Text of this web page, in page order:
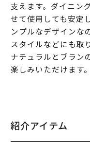
支えます。ダイニン
せて使用しても安定
ンプルなデザインな
スタイルなどにも取
ナチュラルとブラン
楽しみいただけます。
紹介アイテム